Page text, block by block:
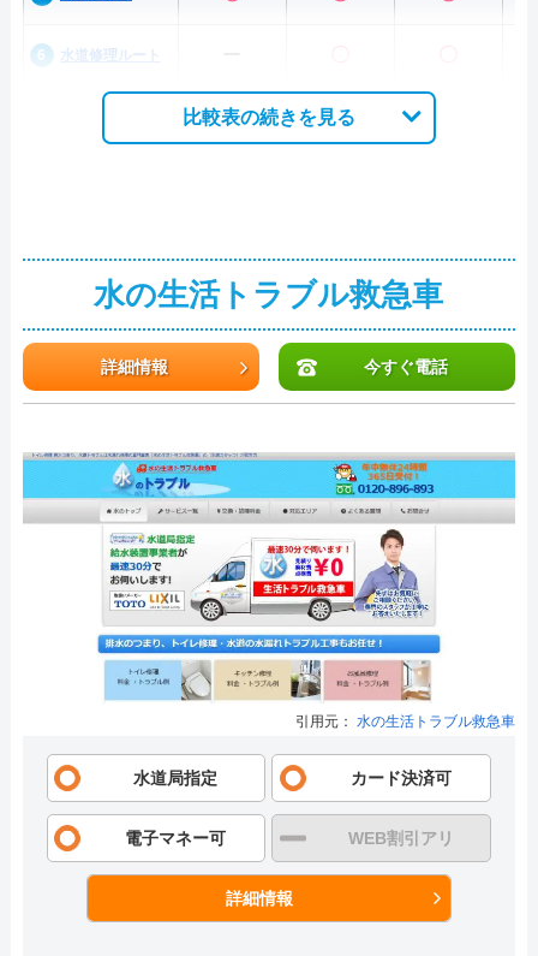
水道修理ルート
比較表の続きを見る
水の生活トラブル救急車
詳細情報 今すぐ電話
引用元： 水の生活トラブル救急車
水道局指定 カード決済可
電子マネー可 WEB割引アリ
詳細情報